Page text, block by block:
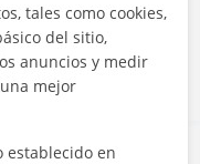
tales como cookies,
del sitio,
anuncios y medir
mejor
establecido en